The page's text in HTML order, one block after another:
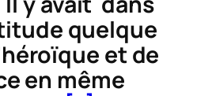
quelque
et de
en même